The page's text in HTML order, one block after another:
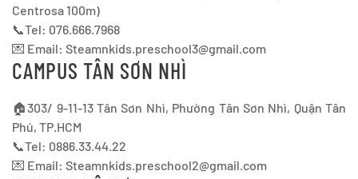
Centrosa 100m)
📞Tel: 076.666.7968
💌 Email: Steamnkids.preschool3@gmail.com
CAMPUS TÂN SƠN NHÌ
🏠303/ 9-11-13 Tân Sơn Nhì, Phường Tân Sơn Nhì, Quận Tân
Phú, TP.HCM
📞Tel: 0886.33.44.22
💌 Email: Steamnkids.preschool2@gmail.com